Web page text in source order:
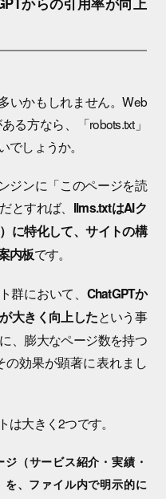
いかもしれません。Web
る方なら、「robots.txt」
しょうか。
ジンに「このページを読
とすれば、 llms.txtはAIク
に特化して、サイトの構
内板です。
群において、 ChatGPTか
大きく向上したという事
、膨大なページ数を持つ
の効果が顕著に表れまし
大きく2つです。
（サービス紹介・実績・
、ファイル内で明示的に